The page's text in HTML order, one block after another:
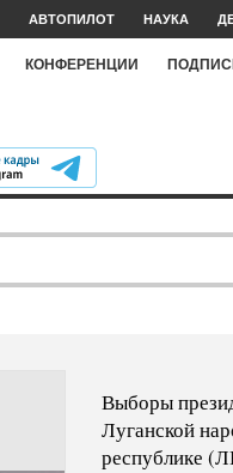
АВТОПИЛОТ НАУКА
КОНФЕРЕНЦИИ
Выборы
Луганской
республике